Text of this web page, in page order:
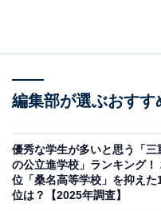
格実績を誇る進学校です
名大学への合格者数の多
回答者からは「偏差値は
な難関大学への合格実績
編集部が選ぶおすす
優秀な学生が多いと思う「三
の公立進学校」ランキング！
位「桑名高等学校」を抑えた
位は？【2025年調査】